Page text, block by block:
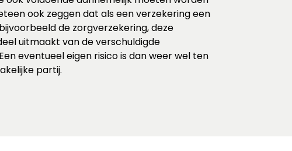
ook zeggen dat als een verzekering een
de zorgverzekering, deze
uitmaakt van de verschuldigde
eventueel eigen risico is dan weer wel ten
partij.